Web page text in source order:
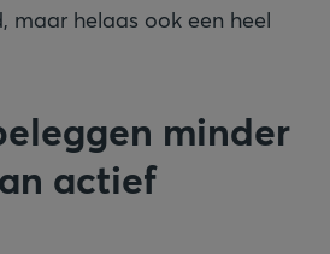
maar helaas ook een heel
minder
actief